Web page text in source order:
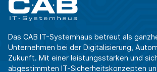
Das CAB IT-Systemhaus betreut als
Unternehmen bei der Digitalisierung,
Zukunft. Mit einer leistungsstarken und
abgestimmten IT-Sicherheitskonzepten